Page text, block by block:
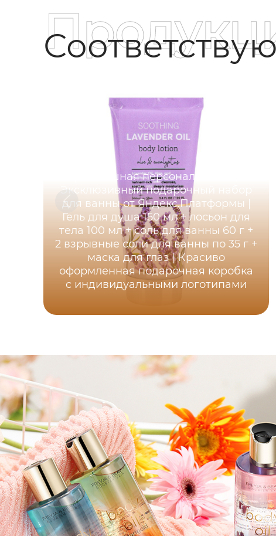
[Роскошная персонализация]
Эксклюзивный подарочный набор
для ванны от Яндекс.Платформы |
Гель для душа 150 мл + лосьон для
тела 100 мл + соль для ванны 60 г +
2 взрывные соли для ванны по 35 г +
маска для глаз | Красиво
оформленная подарочная коробка
с индивидуальными логотипами